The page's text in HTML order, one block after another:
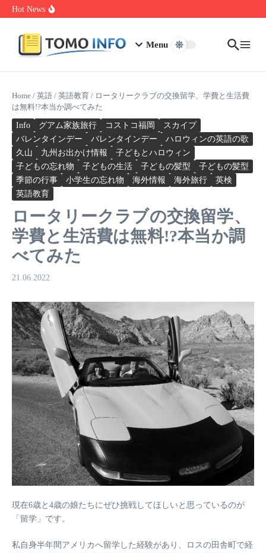
Skip to content
Hot News
Nakrutka Instagram Like: Why Free Offers Cost You More Later
Menu
Home / 英語 / 英語教育 / ロータリークラブの交換留学、学費と生活費
は無料!?本当か調べてみた
Info グアム家族旅行 コストコ福岡
スカイプ
バレンタインデー
バレンタインデー
ハロウィンの英語の歌
久山
九州お出かけ情報
子どもとハロウィン
子どもの忘れ物
子どもの生活 子どもの髪型
子どもの髪型
季節の行事
小学生の忘れ物 海外情報 海外旅行
英検
英語教育
ロータリークラブの交換留学、
学費と生活費は無料!?本当か調
べてみた
21.06.2022
現在6歳と4歳の娘たちにぜひ挑戦してほしいと思っているのが
「留学」 です。
私自身半年間アメリカへ留学した経験があり、ロスの田舎町で経